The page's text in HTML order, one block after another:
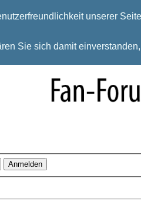
unserer
Sie sich damit